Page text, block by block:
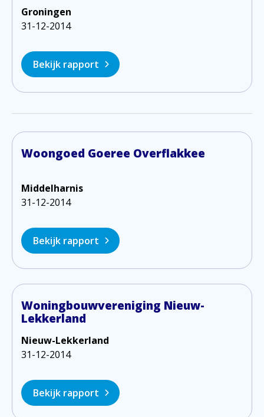
Groningen
31-12-2014
Bekijk rapport
Woongoed Goeree Overflakkee
Middelharnis
31-12-2014
Bekijk rapport
Woningbouwvereniging Nieuw-
Lekkerland
Nieuw-Lekkerland
31-12-2014
Bekijk rapport